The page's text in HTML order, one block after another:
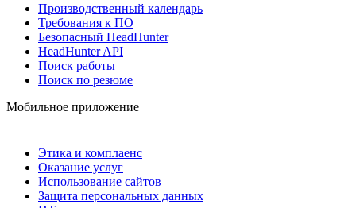
Производственный календарь
Требования к ПО
Безопасный HeadHunter
HeadHunter API
Поиск работы
Поиск по резюме
Мобильное приложение
Этика и комплаенс
Оказание услуг
Использование сайтов
Защита персональных данных